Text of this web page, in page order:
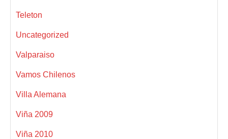
Teleton
Uncategorized
Valparaiso
Vamos Chilenos
Villa Alemana
Viña 2009
Viña 2010